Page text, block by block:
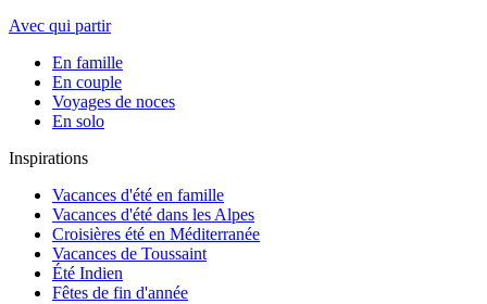
Avec qui partir
En famille
En couple
Voyages de noces
En solo
Inspirations
Vacances d'été en famille
Vacances d'été dans les Alpes
Croisières été en Méditerranée
Vacances de Toussaint
Été Indien
Fêtes de fin d'année